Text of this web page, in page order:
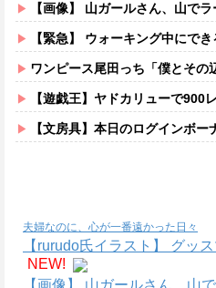
【画像】 山ガールさん、山で
【緊急】 ウォーキング中にで
ワンピース尾田っち「僕とその辺
【遊戯王】ヤドカリューで900
【文房具】本日のログインボー
夫婦なのに、心が一番遠かった日々
【rurudo氏イラスト】 グッ
NEW!
【画像】 山ガールさん、山